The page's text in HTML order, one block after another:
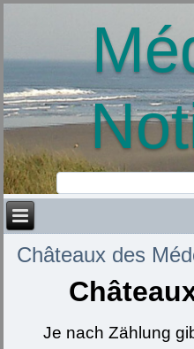
Châteaux des
Je nach Zählung